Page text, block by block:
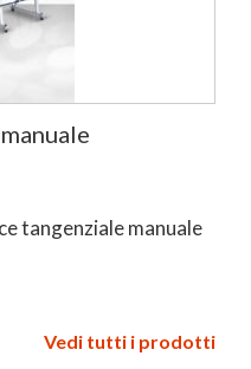
tangenziale manuale
Vedi tutti i prodotti